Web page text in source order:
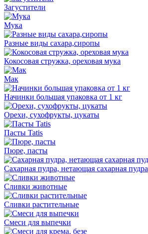
Загустители
Мука
Разные виды сахара,сиропы
Кокосовая стружка, ореховая мука
Мак
Начинки большая упаковка от 1 кг
Орехи, сухофрукты, цукаты
Пасты Tatis
Пюре, пасты
Сахарная пудра, нетающая сахарная пудра
Сливки животные
Сливки растительные
Смеси для выпечки